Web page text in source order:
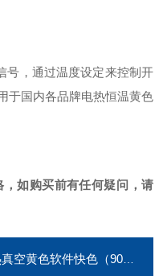
，通过温度设定来控制开
用于国内各品牌电热恒温黄色
，如购买前有任何疑问，请
空黄色软件快色（90L）